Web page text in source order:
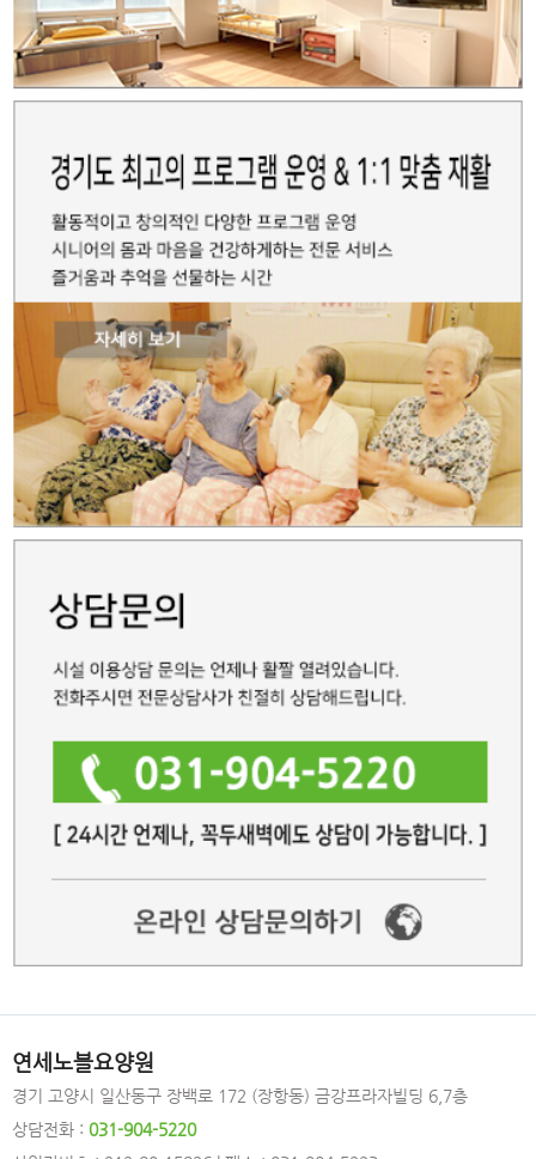
연세노블요양원
경기 고양시 일산동구 장백로 172 (장항동) 금강프라자빌딩 6,7층
상담전화 : 031-904-5220